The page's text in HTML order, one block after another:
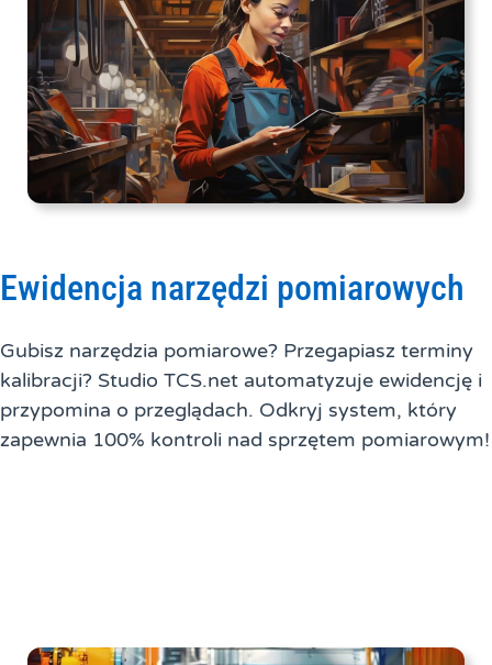
Ewidencja narzędzi pomiarowych
Gubisz narzędzia pomiarowe? Przegapiasz terminy
kalibracji? Studio TCS.net automatyzuje ewidencję i
przypomina o przeglądach. Odkryj system, który
zapewnia 100% kontroli nad sprzętem pomiarowym!